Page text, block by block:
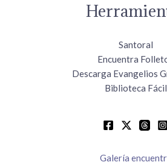
Santoral
Encuentra
Descarga Evangelios
Biblioteca Fácil
Galería